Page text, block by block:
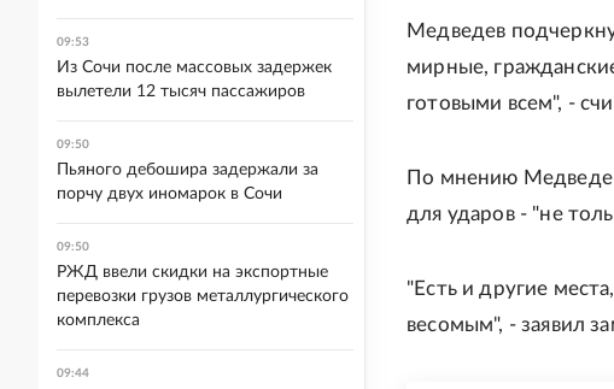
Медведев
мирные,
готовыми всем", -
По мнению
для ударов - "не
"Есть и другие
весомым", - заявил
09:53
Из Сочи после массовых задержек
вылетели 12 тысяч пассажиров
09:50
Пьяного дебошира задержали за
порчу двух иномарок в Сочи
09:50
РЖД ввели скидки на экспортные
перевозки грузов металлургического
комплекса
09:44